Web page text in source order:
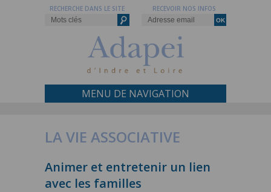
RECEVOIR NOS INFOS
RECHERCHE DANS LE SITE
MENU DE NAVIGATION
LA VIE ASSOCIATIVE
Animer et entretenir un lien
avec les familles